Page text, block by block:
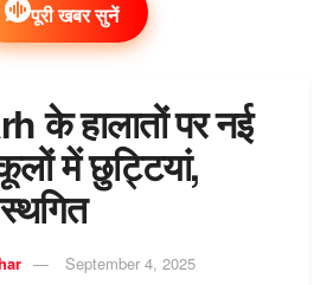
पूरी खबर सुनें
के हालातों पर नई
में छुट्टियां,
September 4, 2025